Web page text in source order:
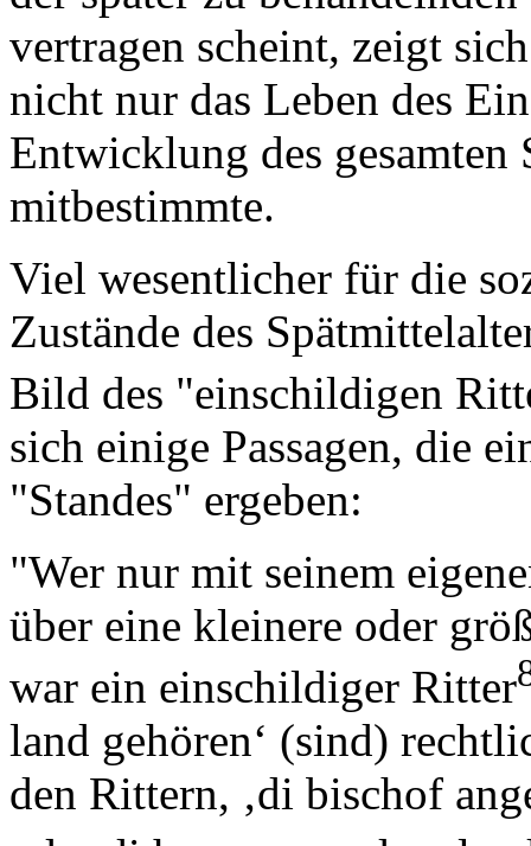
vertragen scheint, zeigt
nicht nur das Leben des
Entwicklung des gesamten
mitbestimmte.
Viel wesentlicher für die
Zustände des
Bild des "einschildigen
sich einige Passagen, die
"Standes" ergeben:
"Wer nur mit seinem
über eine kleinere oder
war ein einschildiger Ritter
land gehören‘ (sind)
den Rittern, ‚di bischof